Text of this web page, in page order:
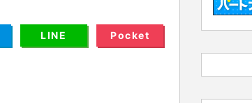
LINE Pocket